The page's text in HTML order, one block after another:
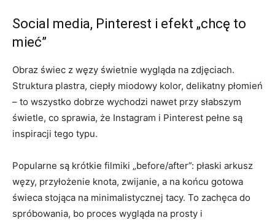
Social media, Pinterest i efekt „chcę to
mieć”
Obraz świec z węzy świetnie wygląda na zdjęciach.
Struktura plastra, ciepły miodowy kolor, delikatny płomień
– to wszystko dobrze wychodzi nawet przy słabszym
świetle, co sprawia, że Instagram i Pinterest pełne są
inspiracji tego typu.
Popularne są krótkie filmiki „before/after”: płaski arkusz
węzy, przyłożenie knota, zwijanie, a na końcu gotowa
świeca stojąca na minimalistycznej tacy. To zachęca do
spróbowania, bo proces wygląda na prosty i